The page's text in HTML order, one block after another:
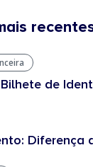
de
Diferença